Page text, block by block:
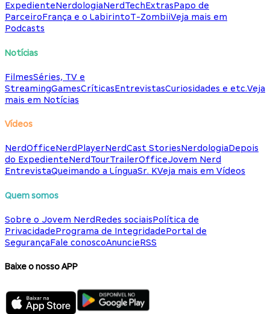
ExpedienteNerdologiaNerdTechExtrasPapo de
ParceiroFrança e o LabirintoT-ZombiiVeja mais em
Podcasts
Notícias
FilmesSéries, TV e
StreamingGamesCríticasEntrevistasCuriosidades e etc.Veja
mais em Notícias
Vídeos
NerdOfficeNerdPlayerNerdCast StoriesNerdologiaDepois
do ExpedienteNerdTourTrailerOfficeJovem Nerd
EntrevistaQueimando a LínguaSr. KVeja mais em Vídeos
Quem somos
Sobre o Jovem NerdRedes sociaisPolítica de
PrivacidadePrograma de IntegridadePortal de
SegurançaFale conoscoAnuncieRSS
Baixe o nosso APP